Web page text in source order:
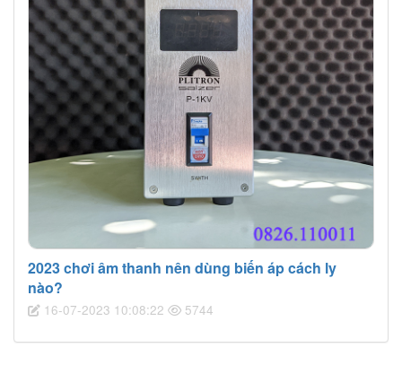
2023 chơi âm thanh nên dùng biến áp cách ly
nào?
16-07-2023 10:08:22 5744